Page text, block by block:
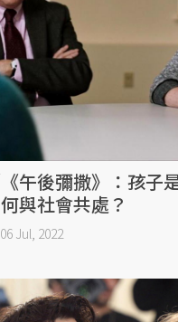
午後彌撒》：孩
與社會共處？
06 Jul, 2022